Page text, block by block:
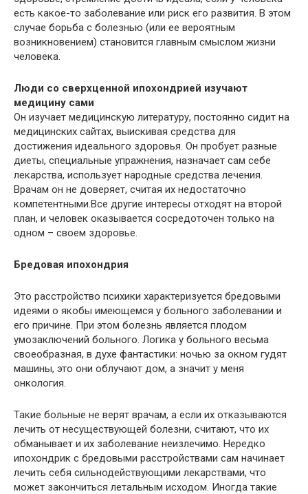
есть какое-то заболевание или риск его развития. В этом
случае борьба с болезнью (или ее вероятным
возникновением) становится главным смыслом жизни
человека.
Люди со сверхценной ипохондрией изучают
медицину сами
Он изучает медицинскую литературу, постоянно сидит на
медицинских сайтах, выискивая средства для
достижения идеального здоровья. Он пробует разные
диеты, специальные упражнения, назначает сам себе
лекарства, использует народные средства лечения.
Врачам он не доверяет, считая их недостаточно
компетентными.Все другие интересы отходят на второй
план, и человек оказывается сосредоточен только на
одном – своем здоровье.
Бредовая ипохондрия
Это расстройство психики характеризуется бредовыми
идеями о якобы имеющемся у больного заболевании и
его причине. При этом болезнь является плодом
умозаключений больного. Логика у больного весьма
своеобразная, в духе фантастики: ночью за окном гудят
машины, это они облучают дом, а значит у меня
онкология.
Такие больные не верят врачам, а если их отказываются
лечить от несуществующей болезни, считают, что их
обманывает и их заболевание неизлечимо. Нередко
ипохондрик с бредовыми расстройствами сам начинает
лечить себя сильнодействующими лекарствами, что
может закончиться летальным исходом. Иногда такие